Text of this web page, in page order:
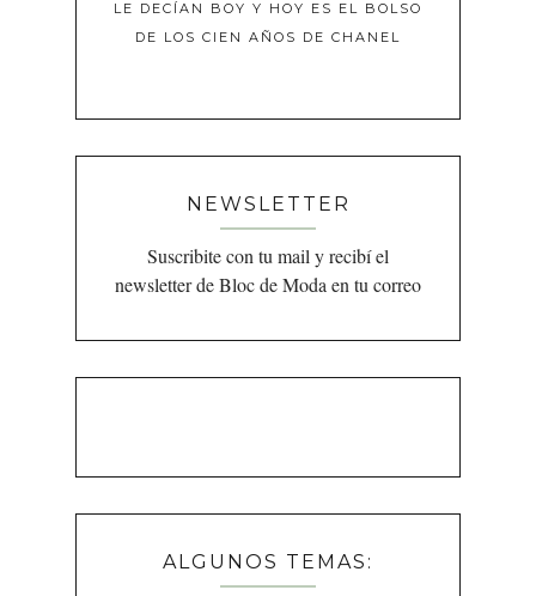
LE DECÍAN BOY Y HOY ES EL BOLSO
DE LOS CIEN AÑOS DE CHANEL
NEWSLETTER
Suscribite con tu mail y recibí el
newsletter de Bloc de Moda en tu correo
ALGUNOS TEMAS: